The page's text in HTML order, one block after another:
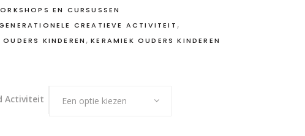
EN CURSUSSEN
CREATIEVE ACTIVITEIT ,
KINDEREN ,KERAMIEK OUDERS KINDEREN
Activiteit Een optie kiezen